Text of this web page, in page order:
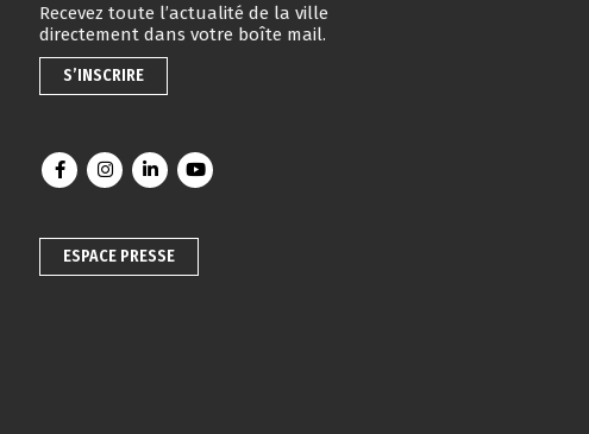
Recevez toute l’actualité de la ville
directement dans votre boîte mail.
S’INSCRIRE
Lien vers le compte Facebook
Lien vers le compte Instagram
Lien vers le compte Linkedin
Lien vers la chaîne Youtube
ESPACE PRESSE